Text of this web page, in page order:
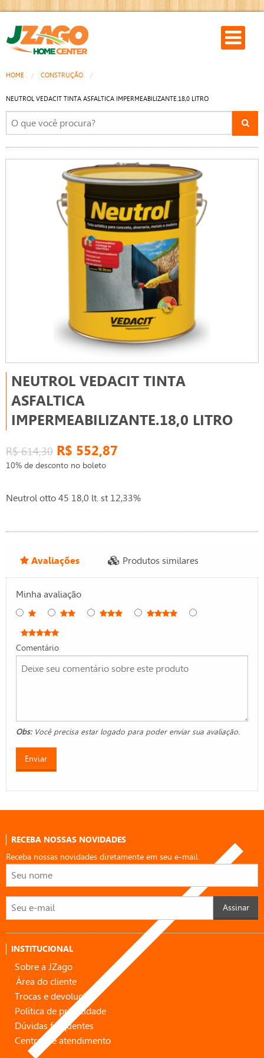
HOME CONSTRUÇÃO
NEUTROL VEDACIT TINTA ASFALTICA IMPERMEABILIZANTE.18,0 LITRO
NEUTROL VEDACIT TINTA
ASFALTICA
IMPERMEABILIZANTE.18,0 LITRO
R$ 614,30 R$ 552,87
10% de desconto no boleto
Neutrol otto 45 18,0 lt. st 12,33%
Avaliações Produtos similares
Minha avaliação
Comentário
Obs:Você precisa estar logado para poder enviar sua avaliação.
Enviar
RECEBA NOSSAS NOVIDADES
Receba nossas novidades diretamente em seu e-mail.
Assinar
INSTITUCIONAL
Sobre a JZago
Área do cliente
Trocas e devoluções
Política de privacidade
Dúvidas frequentes
Central de atendimento